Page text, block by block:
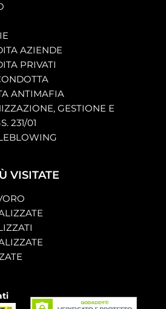
AZIENDE
PRIVATI
ANTIMAFIA
GESTIONE E
231/01
VISITATE